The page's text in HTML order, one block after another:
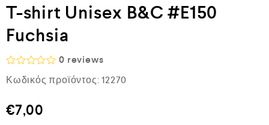
T-shirt Unisex B&C #E150
Fuchsia
Β
α
μ
ο
0 reviews
Κωδικός προϊόντος: 12270
€7,00